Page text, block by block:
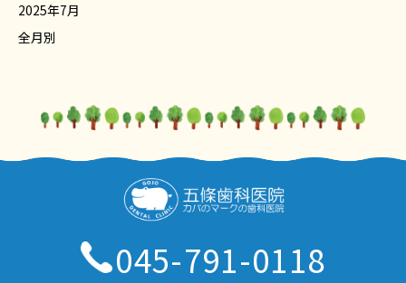
2025年7月
全月別
045-791-0118